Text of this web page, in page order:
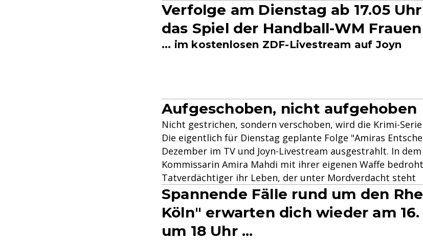
Verfolge am Dienstag ab 17.05
das Spiel der Handball-WM Frauen
... im kostenlosen ZDF-Livestream auf Joyn
Aufgeschoben, nicht aufgehoben
Nicht gestrichen, sondern verschoben, wird die Krimi-
Die eigentlich für Dienstag geplante Folge "Amiras
Dezember im TV und Joyn-Livestream ausgestrahlt. In
Kommissarin Amira Mahdi mit ihrer eigenen Waffe
Tatverdächtiger ihr Leben, der unter Mordverdacht steht
Spannende Fälle rund um den
Köln" erwarten dich wieder am
um 18 Uhr ...